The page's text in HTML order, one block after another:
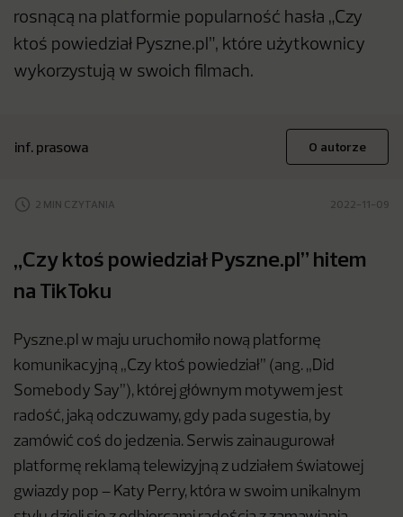
rosnącą na platformie popularność hasła „Czy
ktoś powiedział Pyszne.pl”, które użytkownicy
wykorzystują w swoich filmach.
inf. prasowa O autorze
2 MIN CZYTANIA 2022-11-09
„Czy ktoś powiedział Pyszne.pl” hitem
na TikToku
Pyszne.pl w maju uruchomiło nową platformę
komunikacyjną „Czy ktoś powiedział” (ang. „Did
Somebody Say”), której głównym motywem jest
radość, jaką odczuwamy, gdy pada sugestia, by
zamówić coś do jedzenia. Serwis zainaugurował
platformę reklamą telewizyjną z udziałem światowej
gwiazdy pop – Katy Perry, która w swoim unikalnym